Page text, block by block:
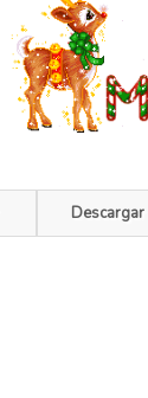
Descargar